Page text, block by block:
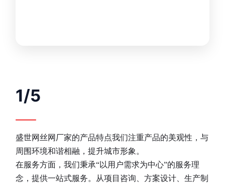
1/5
盛世网丝网厂家的产品特点我们注重产品的美观性，与
周围环境和谐相融，提升城市形象。
在服务方面，我们秉承“以用户需求为中心”的服务理
念，提供一站式服务。从项目咨询、方案设计、生产制